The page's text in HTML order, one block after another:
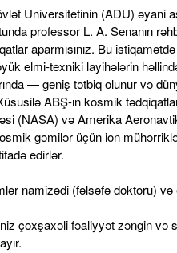
Universitetinin (ADU) əyani
professor L. A. Senanın
aparmısınız. Bu
elmi-texniki layihələrin
— geniş tətbiq olunur və
ABŞ-ın kosmik
(NASA) və Amerika
gəmilər üçün ion
edirlər.
namizədi (fəlsəfə doktoru) və
çoxşaxəli fəaliyyət zəngin və